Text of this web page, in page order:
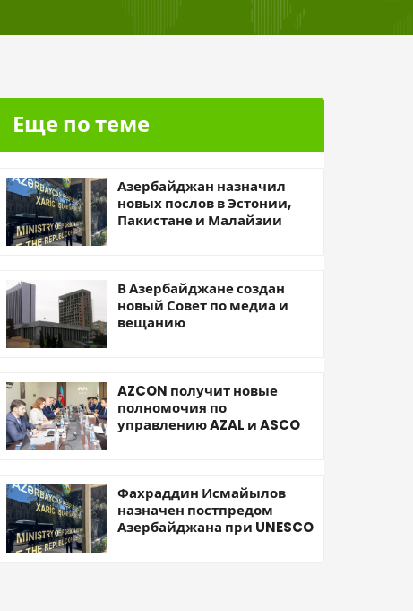
Еще по теме
Азербайджан назначил
новых послов в Эстонии,
Пакистане и Малайзии
В Азербайджане создан
новый Совет по медиа и
вещанию
AZCON получит новые
полномочия по
управлению AZAL и ASCO
Фахраддин Исмайылов
назначен постпредом
Азербайджана при UNESCO